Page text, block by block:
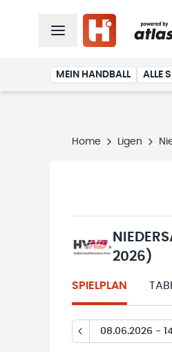
MEIN HANDBALL ALLE
Home Ligen
2026)
SPIELPLAN
08.06.2026 -